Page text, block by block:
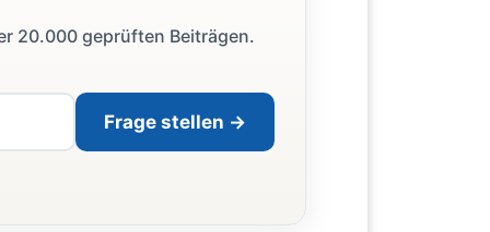
20.000 geprüften Beiträgen.
Frage stellen →